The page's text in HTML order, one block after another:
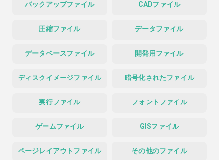
バックアップファイル CADファイル
圧縮ファイル データファイル
データベースファイル 開発用ファイル
ディスクイメージファイル 暗号化されたファイル
実行ファイル フォントファイル
ゲームファイル GISファイル
ページレイアウトファイル その他のファイル